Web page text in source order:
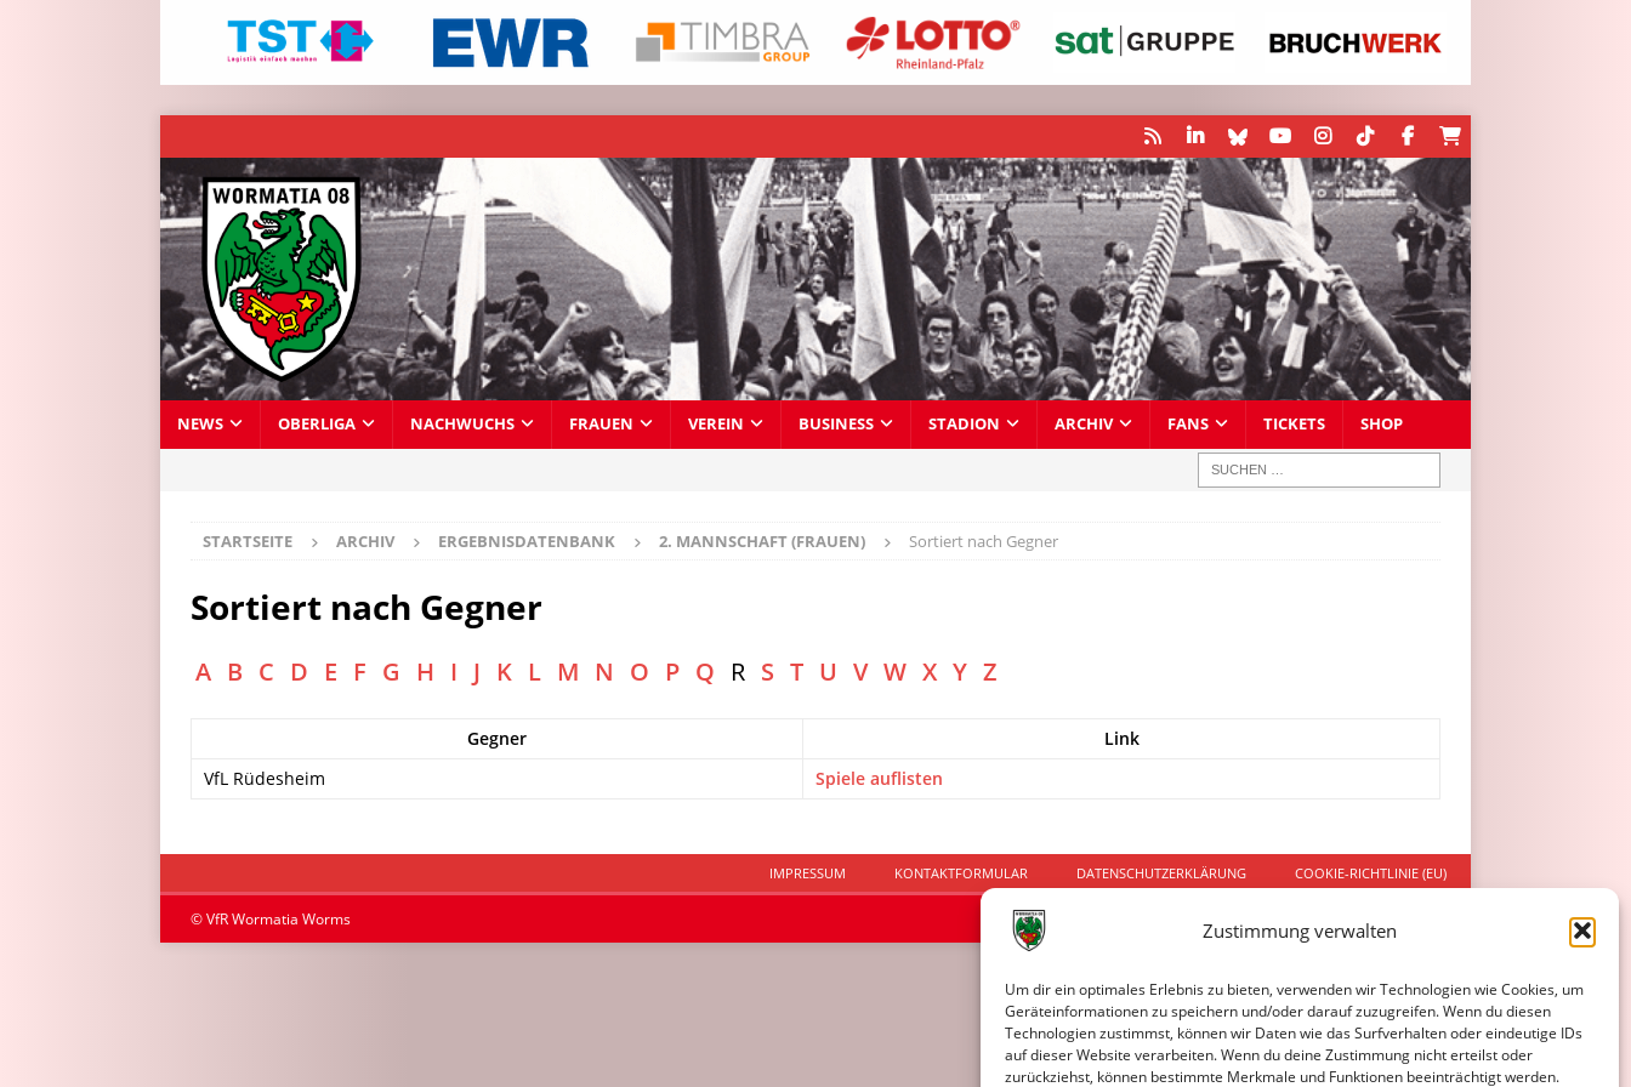
Zustimmung verwalten
Um dir ein optimales Erlebnis zu bieten, verwenden wir Technologien wie Cookies, um
Geräteinformationen zu speichern und/oder darauf zuzugreifen. Wenn du diesen
Technologien zustimmst, können wir Daten wie das Surfverhalten oder eindeutige IDs
auf dieser Website verarbeiten. Wenn du deine Zustimmung nicht erteilst oder
zurückziehst, können bestimmte Merkmale und Funktionen beeinträchtigt werden.
NEWS OBERLIGA NACHWUCHS FRAUEN VEREIN BUSINESS STADION ARCHIV FANS TICKETS SHOP
STARTSEITE ARCHIV ERGEBNISDATENBANK 2. MANNSCHAFT (FRAUEN) Sortiert nach Gegner
Sortiert nach Gegner
A B C D E F G H I J K L M N O P Q R S T U V W X Y Z
Gegner
Link
VfL Rüdesheim
Spiele auflisten
IMPRESSUM KONTAKTFORMULAR DATENSCHUTZERKLÄRUNG COOKIE-RICHTLINIE (EU)
© VfR Wormatia Worms